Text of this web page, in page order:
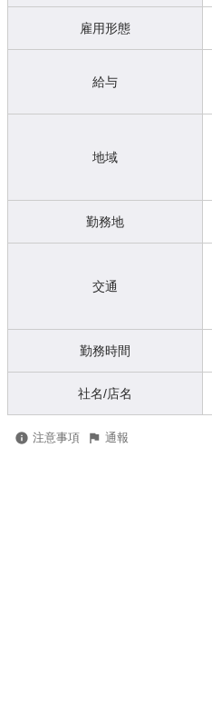
雇用形態
給与
地域
勤務地
交通
勤務時間
社名/店名
注意事項 通報